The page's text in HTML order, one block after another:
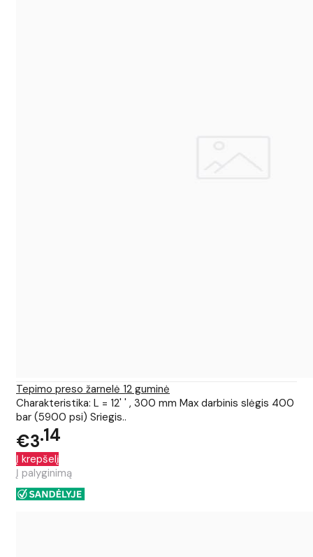
Tepimo preso žarnelė 12 guminė
Charakteristika: L = 12' ' , 300 mm Max darbinis slėgis 400
bar (5900 psi) Sriegis..
€3 14
Į krepšelį
Į palyginimą